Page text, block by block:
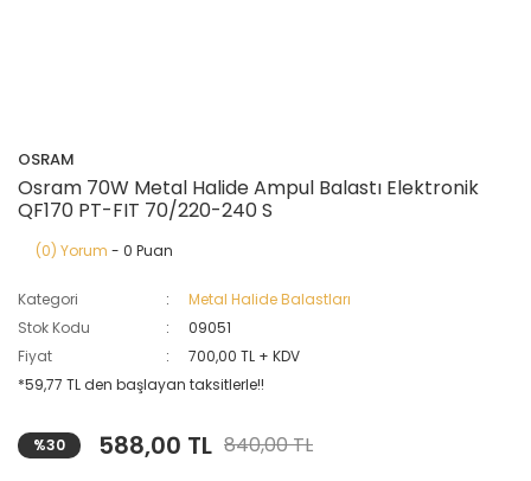
OSRAM
Osram 70W Metal Halide Ampul Balastı Elektronik
QF170 PT-FIT 70/220-240 S
(0) Yorum - 0 Puan
Kategori
Metal Halide Balastları
Stok Kodu
09051
Fiyat
700,00 TL + KDV
*59,77 TL den başlayan taksitlerle!!
%30 588,00 TL 840,00 TL